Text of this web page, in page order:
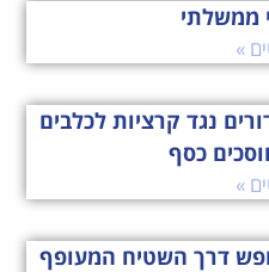
ממשלתי
»
נגד קרציות לכלבים
כסף
»
דרך השטיח המעופף